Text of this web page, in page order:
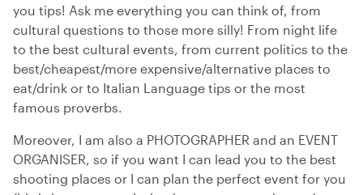
you tips! Ask me everything you can think of, from
cultural questions to those more silly! From night life
to the best cultural events, from current politics to the
best/cheapest/more expensive/alternative places to
eat/drink or to Italian Language tips or the most
famous proverbs.
Moreover, I am also a PHOTOGRAPHER and an EVENT
ORGANISER, so if you want I can lead you to the best
shooting places or I can plan the perfect event for you